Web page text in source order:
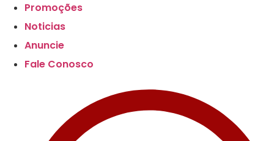
Promoções
Noticias
Anuncie
Fale Conosco